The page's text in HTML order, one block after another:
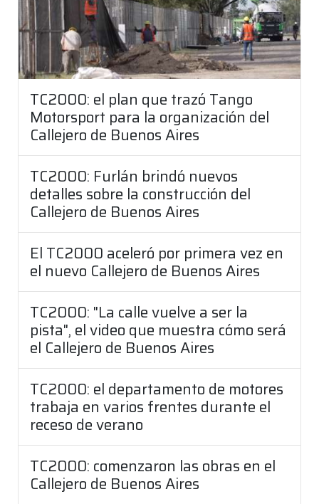
TC2000: el plan que trazó Tango
Motorsport para la organización del
Callejero de Buenos Aires
TC2000: Furlán brindó nuevos
detalles sobre la construcción del
Callejero de Buenos Aires
El TC2000 aceleró por primera vez en
el nuevo Callejero de Buenos Aires
TC2000: "La calle vuelve a ser la
pista", el video que muestra cómo será
el Callejero de Buenos Aires
TC2000: el departamento de motores
trabaja en varios frentes durante el
receso de verano
TC2000: comenzaron las obras en el
Callejero de Buenos Aires